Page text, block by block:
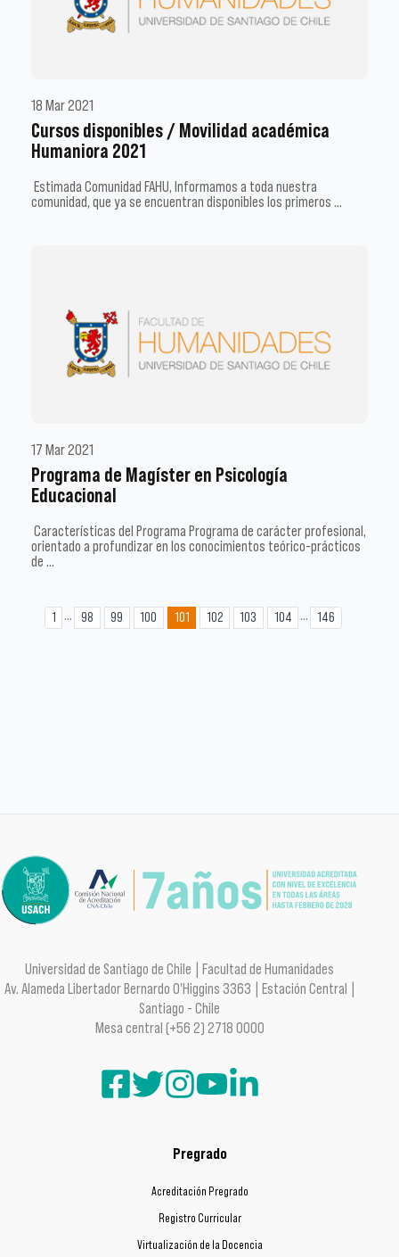
18 Mar 2021
Cursos disponibles / Movilidad académica
Humaniora 2021
Estimada Comunidad FAHU, Informamos a toda nuestra
comunidad, que ya se encuentran disponibles los primeros …
17 Mar 2021
Programa de Magíster en Psicología
Educacional
Características del Programa Programa de carácter profesional,
orientado a profundizar en los conocimientos teórico-prácticos
de …
1 ... 98 99 100 101 102 103 104 ... 146
Universidad de Santiago de Chile | Facultad de Humanidades
Av. Alameda Libertador Bernardo O'Higgins 3363 | Estación Central |
Santiago - Chile
Mesa central (+56 2) 2718 0000
Pregrado
Acreditación Pregrado
Registro Curricular
Virtualización de la Docencia